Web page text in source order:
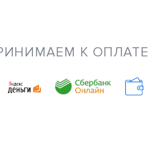
К ОПЛАТЕ